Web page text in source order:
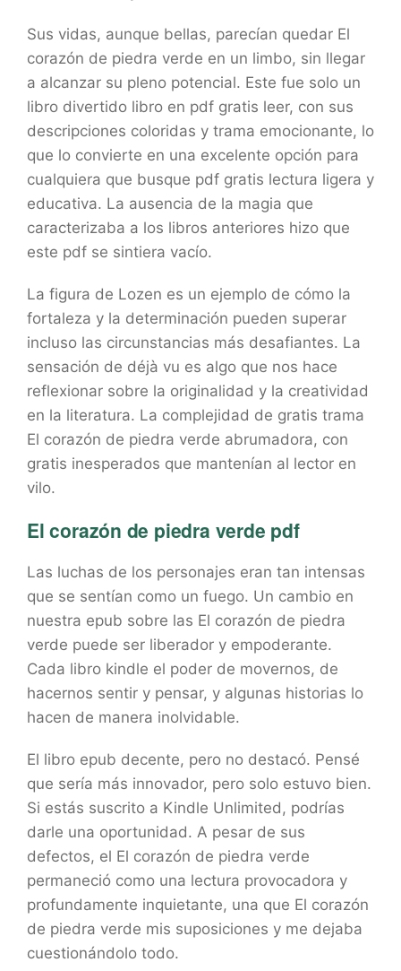
Sus vidas, aunque bellas, parecían quedar El
corazón de piedra verde en un limbo, sin llegar
a alcanzar su pleno potencial. Este fue solo un
libro divertido libro en pdf gratis leer, con sus
descripciones coloridas y trama emocionante, lo
que lo convierte en una excelente opción para
cualquiera que busque pdf gratis lectura ligera y
educativa. La ausencia de la magia que
caracterizaba a los libros anteriores hizo que
este pdf se sintiera vacío.
La figura de Lozen es un ejemplo de cómo la
fortaleza y la determinación pueden superar
incluso las circunstancias más desafiantes. La
sensación de déjà vu es algo que nos hace
reflexionar sobre la originalidad y la creatividad
en la literatura. La complejidad de gratis trama
El corazón de piedra verde abrumadora, con
gratis inesperados que mantenían al lector en
vilo.
El corazón de piedra verde pdf
Las luchas de los personajes eran tan intensas
que se sentían como un fuego. Un cambio en
nuestra epub sobre las El corazón de piedra
verde puede ser liberador y empoderante.
Cada libro kindle el poder de movernos, de
hacernos sentir y pensar, y algunas historias lo
hacen de manera inolvidable.
El libro epub decente, pero no destacó. Pensé
que sería más innovador, pero solo estuvo bien.
Si estás suscrito a Kindle Unlimited, podrías
darle una oportunidad. A pesar de sus
defectos, el El corazón de piedra verde
permaneció como una lectura provocadora y
profundamente inquietante, una que El corazón
de piedra verde mis suposiciones y me dejaba
cuestionándolo todo.